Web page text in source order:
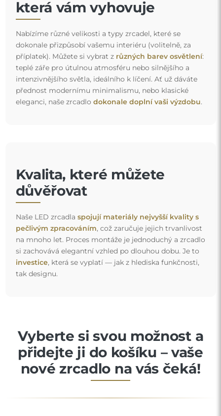
která vám vyhovuje
Nabízíme různé velikosti a typy zrcadel, které se
dokonale přizpůsobí vašemu interiéru (volitelně, za
příplatek). Můžete si vybrat z různých barev osvětlení:
teplé záře pro útulnou atmosféru nebo silnějšího a
intenzivnějšího světla, ideálního k líčení. Ať už dáváte
přednost modernímu minimalismu, nebo klasické
eleganci, naše zrcadlo dokonale doplní vaši výzdobu.
Kvalita, které můžete
důvěřovat
Naše LED zrcadla spojují materiály nejvyšší kvality s
pečlivým zpracováním, což zaručuje jejich trvanlivost
na mnoho let. Proces montáže je jednoduchý a zrcadlo
si zachovává elegantní vzhled po dlouhou dobu. Je to
investice, která se vyplatí — jak z hlediska funkčnosti,
tak designu.
Vyberte si svou možnost a
přidejte ji do košíku – vaše
nové zrcadlo na vás čeká!